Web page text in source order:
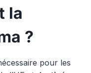
la
?
pour les